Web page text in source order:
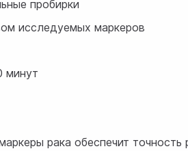
пробирки
исследуемых маркеров
минут
рака обеспечит